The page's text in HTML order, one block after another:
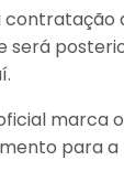
contratação
será
marca
para